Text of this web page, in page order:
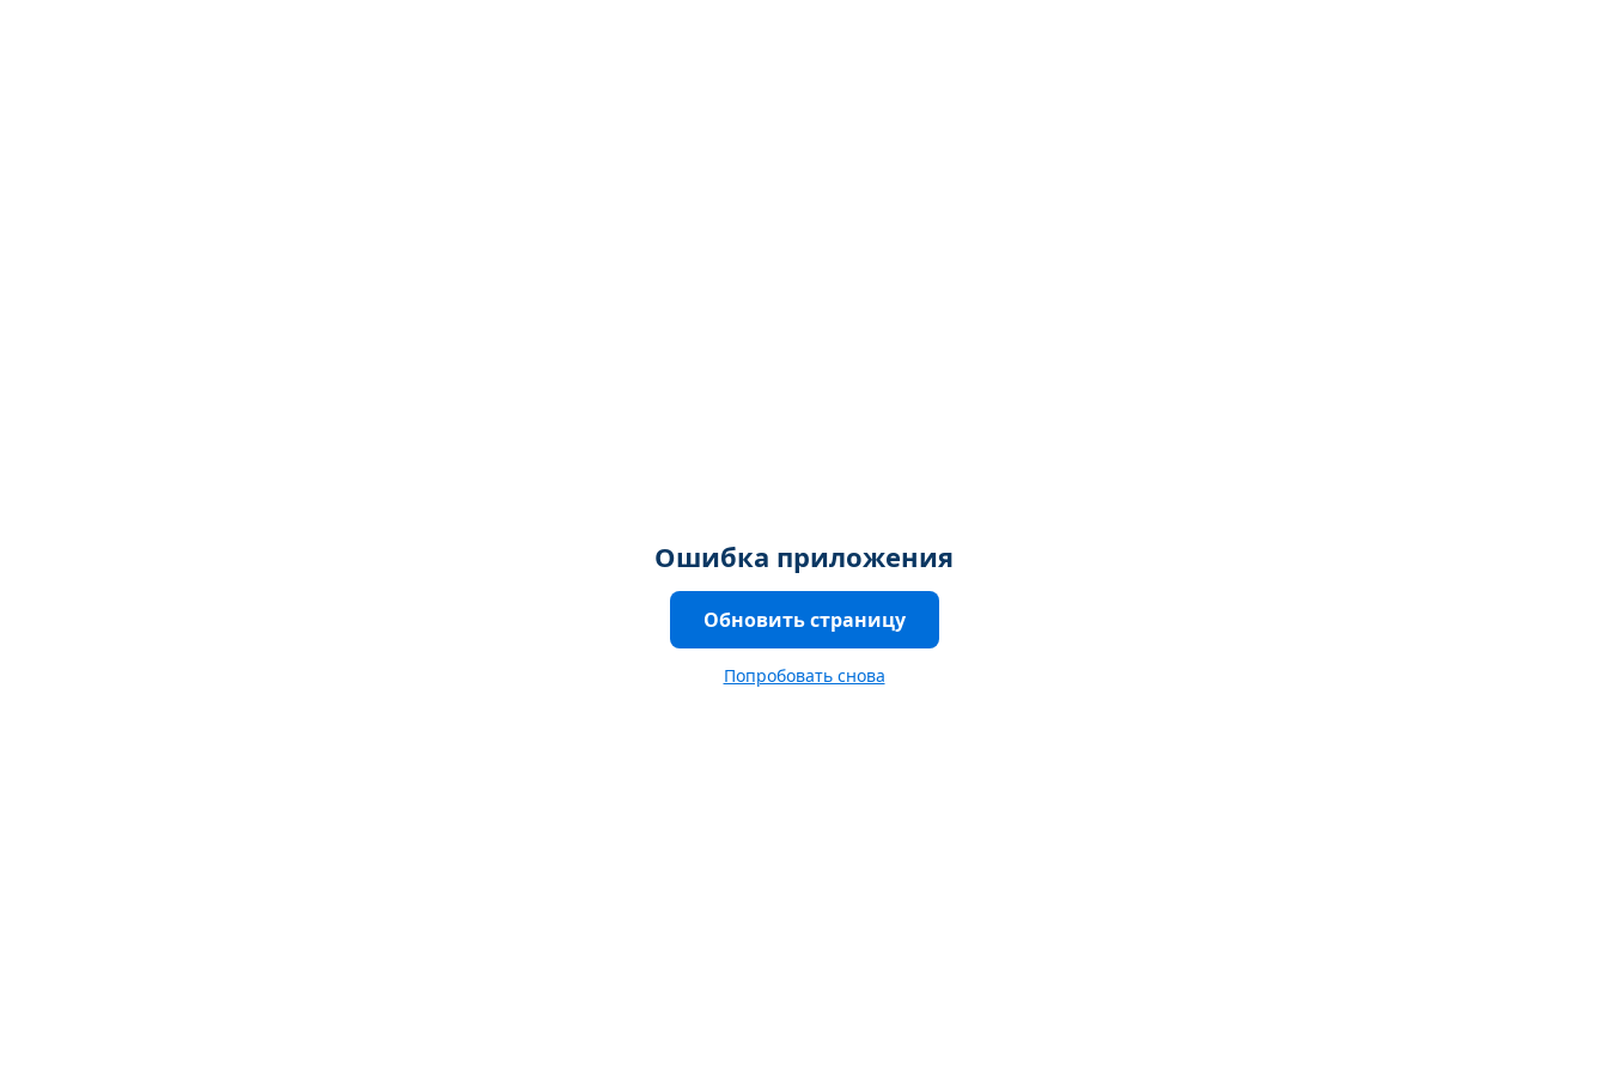
Ошибка приложения
Обновить страницу
Попробовать снова